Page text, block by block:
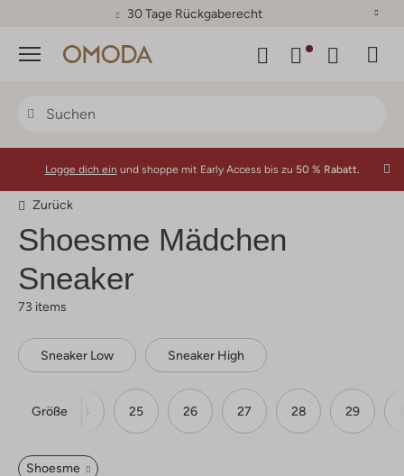
30 Tage Rückgaberecht
Menü
Logge dich ein und shoppe mit Early Access bis zu 50 % Rabatt.
Zurück
Shoesme Mädchen
Sneaker
73 items
Sneaker Low Sneaker High
Größe
23 24 25 26 27 28 29
Shoesme